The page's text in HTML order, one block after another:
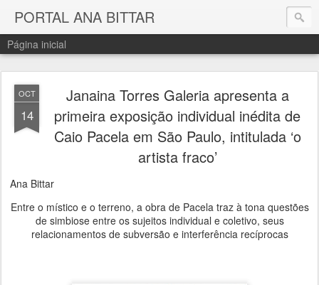
PORTAL ANA BITTAR
Página inicial
OCT
14
Janaina Torres Galeria apresenta a
primeira exposição individual inédita de
Caio Pacela em São Paulo, intitulada ‘o
artista fraco’
Ana Bittar
Entre o místico e o terreno, a obra de Pacela traz à tona questões
de simbiose entre os sujeitos individual e coletivo, seus
relacionamentos de subversão e interferência recíprocas